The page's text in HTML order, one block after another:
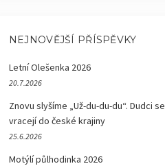
NEJNOVĚJŠÍ PŘÍSPĚVKY
Letní Olešenka 2026
20.7.2026
Znovu slyšíme „Už-du-du-du“. Dudci se
vracejí do české krajiny
25.6.2026
Motýlí půlhodinka 2026